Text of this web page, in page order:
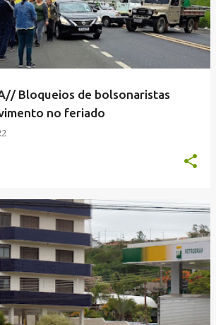
Bloqueios de bolsonaristas
no feriado